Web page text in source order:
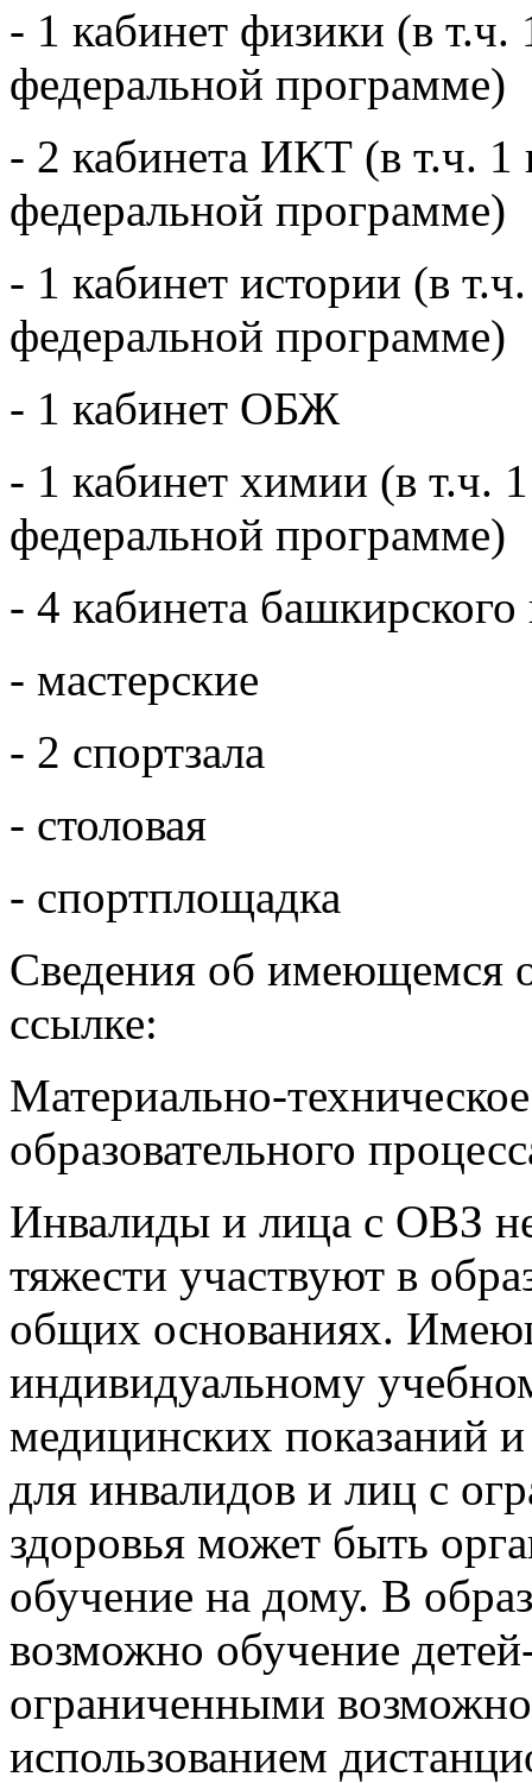
- 1 кабинет физики (в т.ч.
федеральной программе)
- 2 кабинета ИКТ (в т.ч. 1
федеральной программе)
- 1 кабинет истории (в
федеральной программе)
- 1 кабинет ОБЖ
- 1 кабинет химии (в т.ч.
федеральной программе)
- 4 кабинета
- мастерские
- 2 спортзала
- столовая
- спортплощадка
Сведения об имеющемся
ссылке:
Материально-
образовательного
Инвалиды и лица с ОВЗ
тяжести участвуют в
общих основаниях.
индивидуальному
медицинских показаний
для инвалидов и лиц с
здоровья может быть
обучение на дому. В
возможно обучение
ограниченными
использованием